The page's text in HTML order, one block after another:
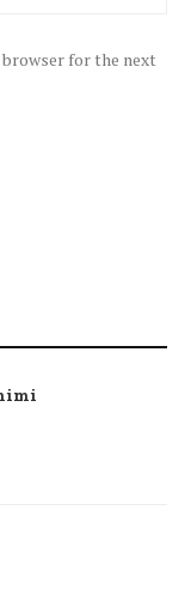
browser for the next